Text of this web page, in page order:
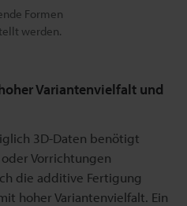
Formen
werden.
Variantenvielfalt und
3D-Daten benötigt
Vorrichtungen
die additive Fertigung
hoher Variantenvielfalt. Ein